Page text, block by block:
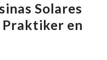
Solares
Praktiker en